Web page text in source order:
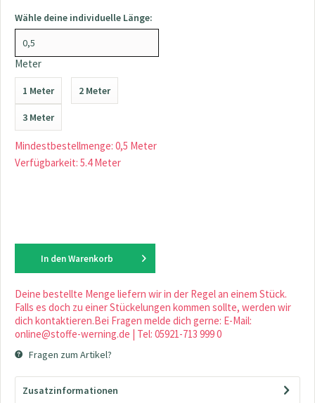
Wähle deine individuelle Länge:
Meter
1 Meter 2 Meter
3 Meter
Mindestbestellmenge: 0,5 Meter
Verfügbarkeit: 5.4 Meter
In den Warenkorb
Deine bestellte Menge liefern wir in der Regel an einem Stück.
Falls es doch zu einer Stückelungen kommen sollte, werden wir
dich kontaktieren.Bei Fragen melde dich gerne: E-Mail:
online@stoffe-werning.de | Tel: 05921-713 999 0
Fragen zum Artikel?
Zusatzinformationen